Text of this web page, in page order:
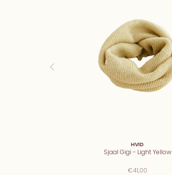
HVID
Sjaal Gigi - Light Yellow
€41,00